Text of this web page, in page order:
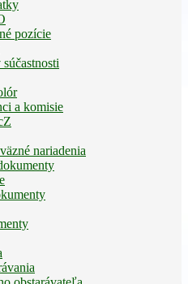
pozície
a komisie
nariadenia